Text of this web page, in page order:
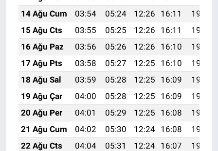
14 Ağu Cum
03:54 05:24 12:26 16:11
19:18
15 Ağu Cts
03:55 05:25 12:26 16:11
19:17
16 Ağu Paz
03:56 05:26 12:26 16:10
19:15
17 Ağu Pts
03:58 05:27 12:25 16:10
19:14
18 Ağu Sal
03:59 05:28 12:25 16:09
19:13
19 Ağu Çar
04:00 05:28 12:25 16:09
19:11
20 Ağu Per
04:01 05:29 12:25 16:08
19:10
21 Ağu Cum
04:02 05:30 12:24 16:08
19:09
22 Ağu Cts
04:04 05:31 12:24 16:07
19:07